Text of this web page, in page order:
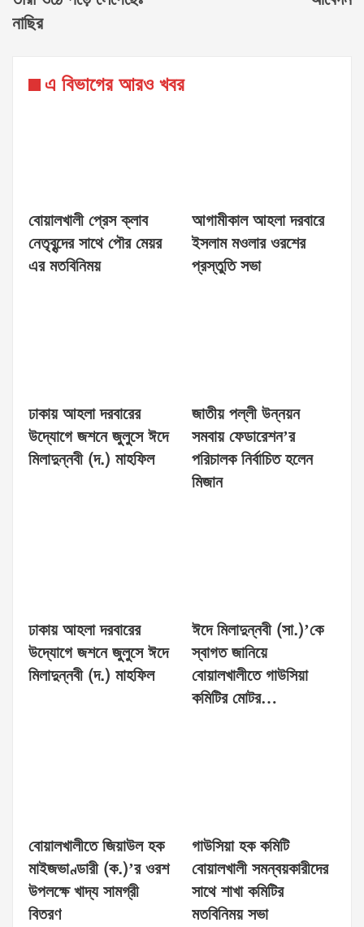
নাছির
এ বিভাগের আরও খবর
বোয়ালখালী প্রেস ক্লাব
নেতৃবৃন্দের সাথে পৌর মেয়র
এর মতবিনিময়
আগামীকাল আহলা দরবারে
ইসলাম মওলার ওরশের
প্রস্তুতি সভা
ঢাকায় আহলা দরবারের
উদ্যোগে জশনে জুলুসে ঈদে
মিলাদুন্নবী (দ.) মাহফিল
জাতীয় পল্লী উন্নয়ন
সমবায় ফেডারেশন’র
পরিচালক নির্বাচিত হলেন
মিজান
ঢাকায় আহলা দরবারের
উদ্যোগে জশনে জুলুসে ঈদে
মিলাদুন্নবী (দ.) মাহফিল
ঈদে মিলাদুন্নবী (সা.)’কে
স্বাগত জানিয়ে
বোয়ালখালীতে গাউসিয়া
কমিটির মোটর…
বোয়ালখালীতে জিয়াউল হক
মাইজভাণ্ডারী (ক.)’র ওরশ
উপলক্ষে খাদ্য সামগ্রী
বিতরণ
গাউসিয়া হক কমিটি
বোয়ালখালী সমন্বয়কারীদের
সাথে শাখা কমিটির
মতবিনিময় সভা